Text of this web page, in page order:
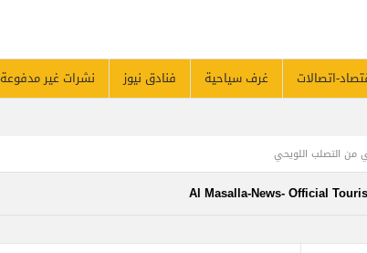
اتصالات غرف سياحية فنادق نيوز نشرات غير مدفوعة
من التصلب اللويحي
Al Masalla-News- Official